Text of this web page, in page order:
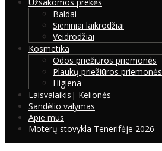
Baldai
Sieniniai laikrodžiai
Veidrodžiai
Kosmetika
Odos priežiūros priemonės
Plaukų priežiūros priemonės
Higiena
Laisvalaikis| Kelionės
Sandėlio valymas
Apie mus
Moterų stovykla Tenerifėje 2026